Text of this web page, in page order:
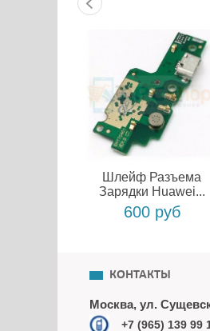
Шлейф Разъема
Зарядки Huawei...
600 руб
КОНТАКТЫ
Москва, ул.
+7 (965) 139 99